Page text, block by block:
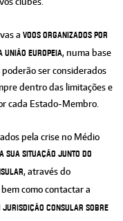
a voos organizados por
União Europeia, numa base
ser considerados
dentro das limitações e
cada Estado-Membro.
pela crise no Médio
sua situação junto do
, através do
bem como contactar a
jurisdição consular sobre